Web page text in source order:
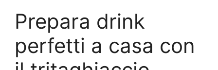
Prepara drink
perfetti a casa con